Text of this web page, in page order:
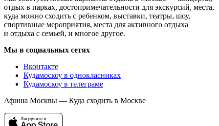
отдых в парках, достопримечательности для экскурсий, места,
куда можно сходить с ребенком, выставки, театры, шоу,
спортивные мероприятия, места для активного отдыха
и отдыха с семьей, и многое другое.
Мы в социальных сетях
Вконтакте
Кудамоскоу в однокласниках
Кудамоскоу в телеграме
Афиша Москвы — Куда сходить в Москве